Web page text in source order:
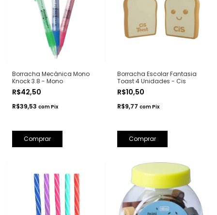
Borracha Mecânica Mono
Knock 3.8 - Mono
R$42,50
R$39,53 comPix
Comprar
Borracha Escolar Fantasia
Toast 4 Unidades - Cis
R$10,50
R$9,77 comPix